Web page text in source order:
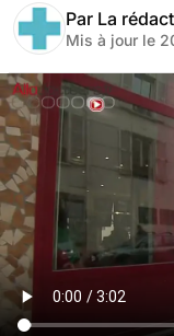
Par La
Mis à jour le